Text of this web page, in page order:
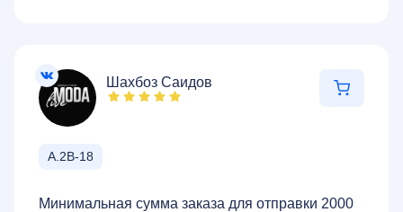
Шахбоз Саидов
А.2В-18
Минимальная сумма заказа для отправки 2000